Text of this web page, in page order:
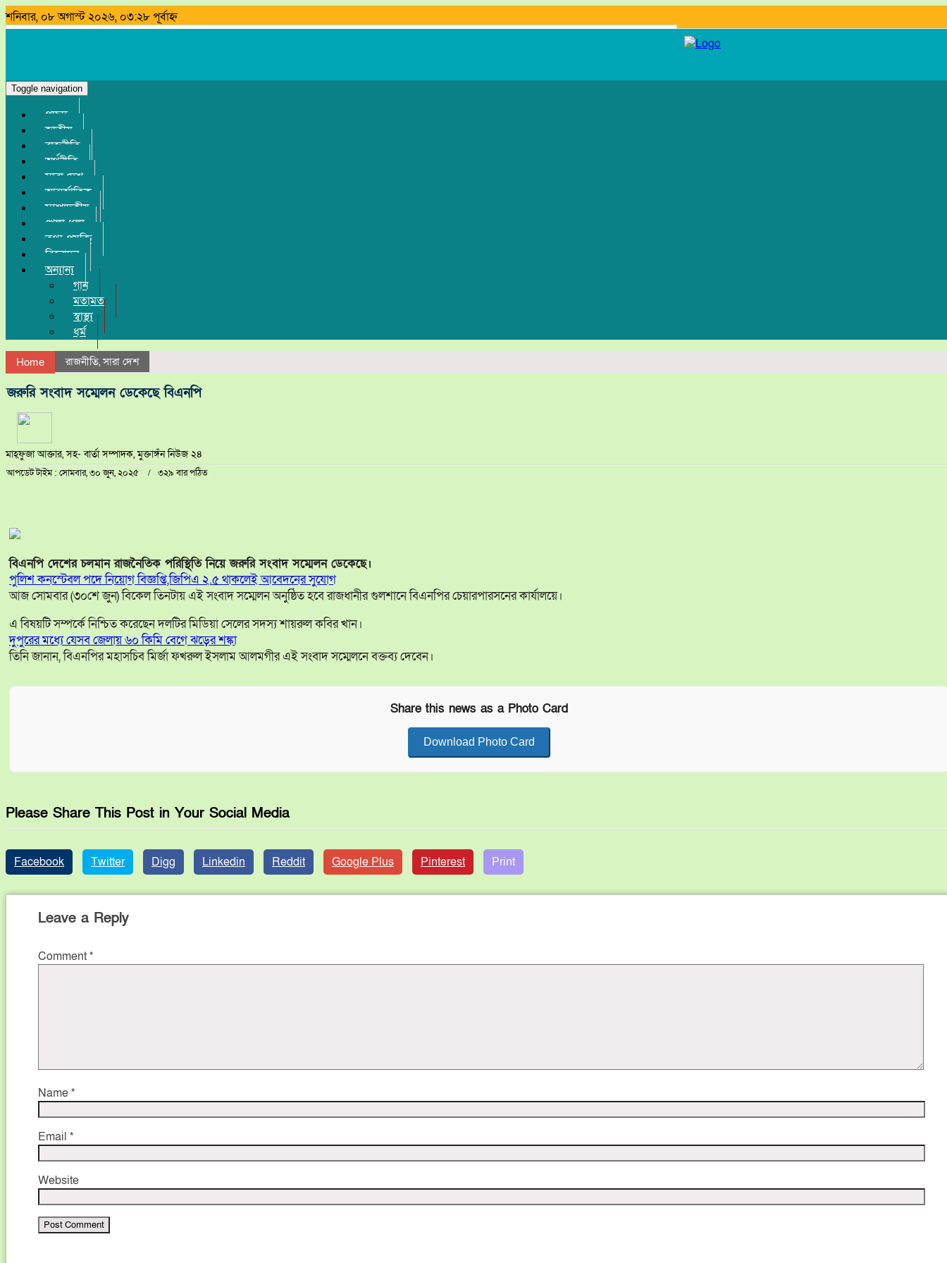
শনিবার, ০৮ অগাস্ট ২০২৬, ০৩:২৮ পূর্বাহ্ন
Toggle navigation
প্রচ্ছদ
জাতীয়
রাজনীতি
অর্থনীতি
সারা দেশ
আন্তর্জাতিক
সম্পাদকীয়
খেলা-ধুলা
তথ্য-প্রযুক্তি
বিনোদন
অন্যান্য
গান
মতামত
স্বাস্থ্য
ধর্ম
Home রাজনীতি,সারা দেশ
জরুরি সংবাদ সম্মেলন ডেকেছে বিএনপি
মাহ্ফুজা আক্তার, সহ- বার্তা সম্পাদক, মুক্তাঙ্গঁন নিউজ ২৪
আপডেট টাইম : সোমবার, ৩০ জুন, ২০২৫ ৩২৯ বার পঠিত
বিএনপি দেশের চলমান রাজনৈতিক পরিস্থিতি নিয়ে জরুরি সংবাদ সম্মেলন ডেকেছে।
পুলিশ কনস্টেবল পদে নিয়োগ বিজ্ঞপ্তি,জিপিএ ২.৫ থাকলেই আবেদনের সুযোগ
আজ সোমবার (৩০শে জুন) বিকেল তিনটায় এই সংবাদ সম্মেলন অনুষ্ঠিত হবে রাজধানীর গুলশানে বিএনপির চেয়ারপারসনের কার্যালয়ে।
এ বিষয়টি সম্পর্কে নিশ্চিত করেছেন দলটির মিডিয়া সেলের সদস্য শায়রুল কবির খান।
দুপুরের মধ্যে যেসব জেলায় ৬০ কিমি বেগে ঝড়ের শঙ্কা
তিনি জানান, বিএনপির মহাসচিব মির্জা ফখরুল ইসলাম আলমগীর এই সংবাদ সম্মেলনে বক্তব্য দেবেন।
Share this news as a Photo Card
Download Photo Card
Please Share This Post in Your Social Media
Facebook Twitter Digg Linkedin Reddit Google Plus Pinterest Print
Leave a Reply
Comment*
Name*
Email *
Website